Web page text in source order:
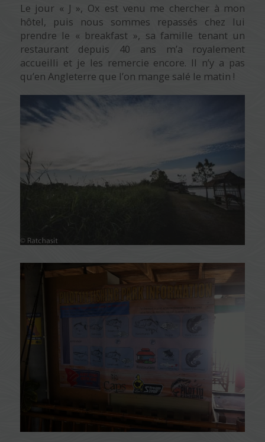
Le jour « J », Ox est venu me chercher à mon
hôtel, puis nous sommes repassés chez lui
prendre le « breakfast », sa famille tenant un
restaurant depuis 40 ans m’a royalement
accueilli et je les remercie encore. Il n’y a pas
qu’en Angleterre que l’on mange salé le matin !